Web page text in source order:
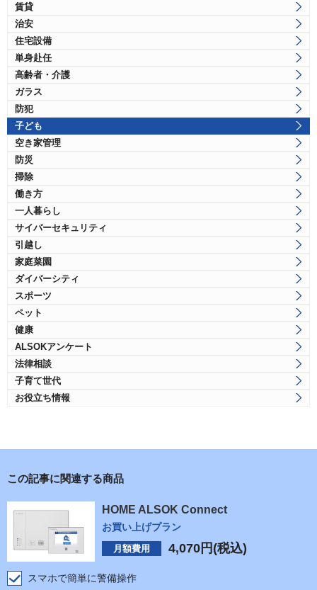
賃貸
治安
住宅設備
単身赴任
高齢者・介護
ガラス
防犯
子ども
空き家管理
防災
掃除
働き方
一人暮らし
サイバーセキュリティ
引越し
家庭菜園
ダイバーシティ
スポーツ
ペット
健康
ALSOKアンケート
法律相談
子育て世代
お役立ち情報
この記事に関連する商品
HOME ALSOK Connect
お買い上げプラン
月額費用 4,070 円(税込)
スマホで簡単に警備操作